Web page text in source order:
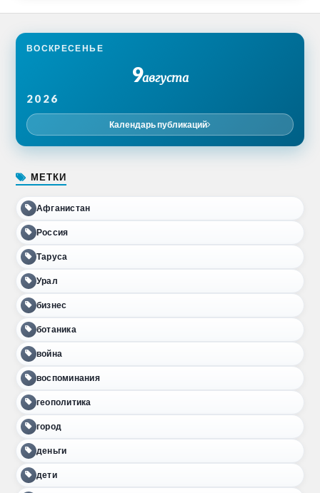
ВОСКРЕСЕНЬЕ
9августа
2026
Календарь публикаций
МЕТКИ
Афганистан
Россия
Таруса
Урал
бизнес
ботаника
война
воспоминания
геополитика
город
деньги
дети